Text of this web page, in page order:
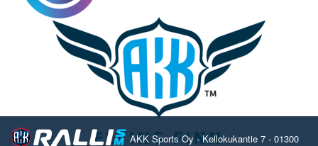
AKK Sports Oy - Kellokukantie 7 - 01300